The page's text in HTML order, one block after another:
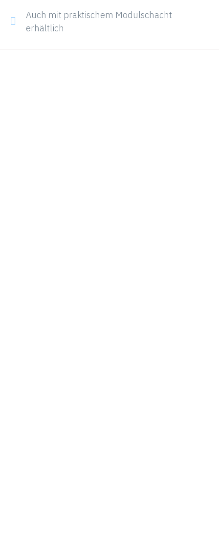
Auch mit praktischem Modulschacht
erhältlich